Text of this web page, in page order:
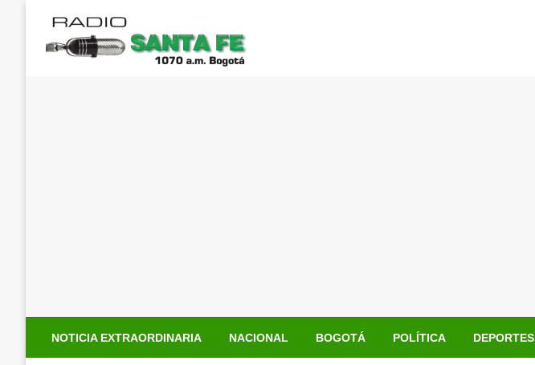
contenido
NOTICIA EXTRAORDINARIA NACIONAL BOGOTÁ POLÍTICA DEPORTES